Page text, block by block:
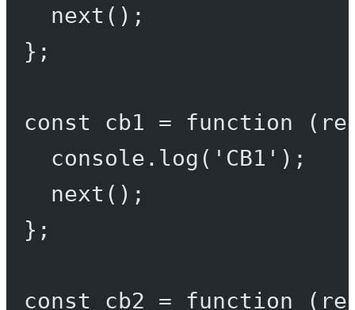
next ();
};
const cb1 = function (
console. log ( 'CB1' );
next ();
};
const cb2 = function (